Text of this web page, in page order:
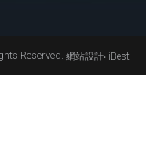
Reserved. 網站設計‧ iBest